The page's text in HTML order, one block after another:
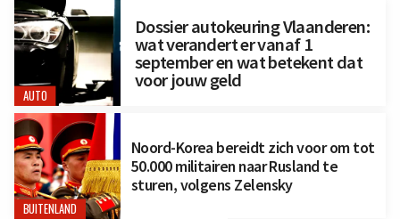
AUTO
Dossier autokeuring Vlaanderen:
wat verandert er vanaf 1
september en wat betekent dat
voor jouw geld
BUITENLAND
Noord-Korea bereidt zich voor om tot
50.000 militairen naar Rusland te
sturen, volgens Zelensky